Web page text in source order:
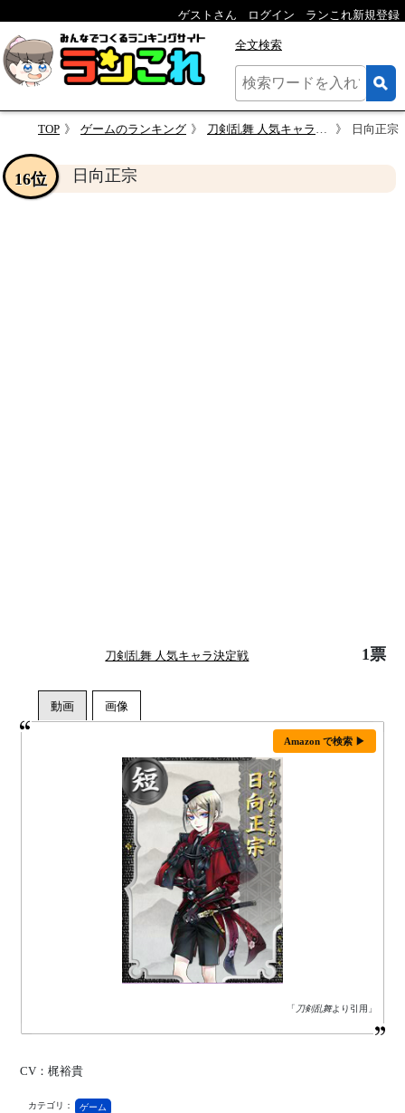
ゲストさん ログイン ランこれ新規登録
全文検索
TOP ゲームのランキング 刀剣乱舞 人気キャラ決定戦 日向正宗
日向正宗
16位
刀剣乱舞 人気キャラ決定戦 1票
Amazon で検索 ▶
「 刀剣乱舞より引用」
CV：梶裕貴
カテゴリ： ゲーム